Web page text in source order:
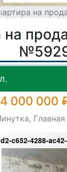
на
на
000 000
Главная
c652-4288-